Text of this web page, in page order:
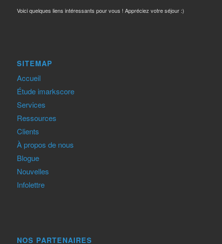
Voici quelques liens intéressants pour vous ! Appréciez votre séjour :)
SITEMAP
Accueil
Étude imarkscore
Services
Ressources
Clients
À propos de nous
Blogue
Nouvelles
Infolettre
NOS PARTENAIRES